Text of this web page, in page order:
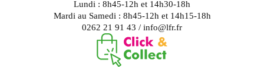
Lundi : 8h45-12h et 14h30-18h
Mardi au Samedi : 8h45-12h et 14h15-18h
0262 21 91 43 / info@lfr.fr